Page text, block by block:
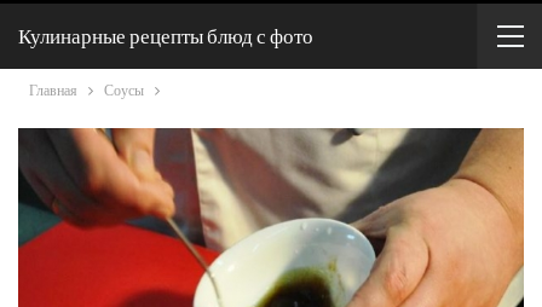
Кулинарные рецепты блюд с фото
Главная Соусы